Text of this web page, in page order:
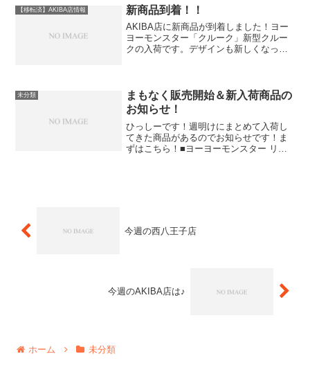
とになるため、意外と説...
【移転済】AKIBA店情報 新商品到着！！
AKIBA店に新商品が到着しました！ヨー
ヨーモンスター「クルーク」新型クルー
クの入荷です。デザインも新しくなって
です！その他・・・け...
未分類
まもなく販売開始＆新入荷商品の
お知らせ！
ひっしーです！週明けにまとめて入荷し
てきた商品があるのでお知らせです！ま
ずはこちら！■ヨーヨーモンスター リセ
今週の西八王子店
今週のAKIBA店は♪
ホーム 未分類